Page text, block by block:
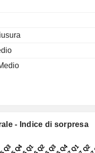
- Indice di sorpresa